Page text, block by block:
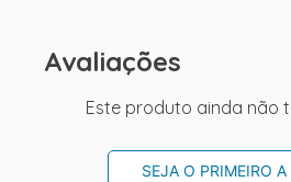
Avaliações
Este produto ainda não
SEJA O PRIMEIRO A